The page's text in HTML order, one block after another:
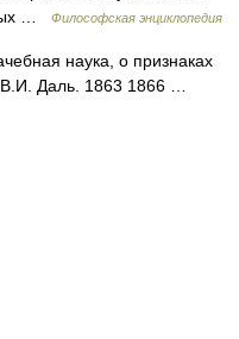
…
Философская энциклопедия
наука, о признаках
В.И. Даль. 1863 1866 …